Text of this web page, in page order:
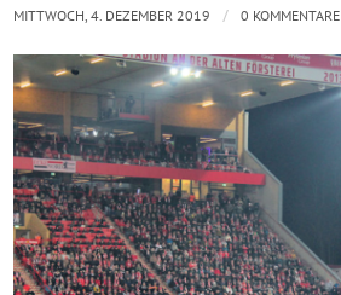
MITTWOCH, 4. DEZEMBER 2019 / 0 KOMMENTARE